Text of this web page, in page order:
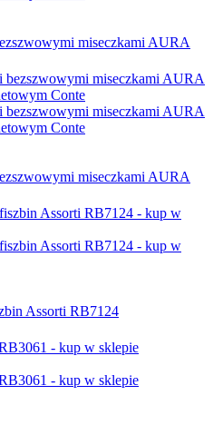
miseczkami AURA
miseczkami AURA
Assorti RB7124